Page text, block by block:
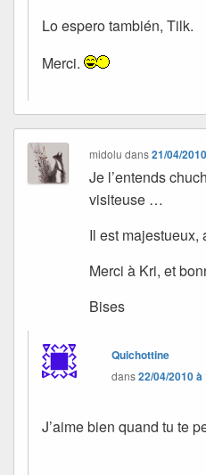
Lo espero también, Tilk.
Merci.
midolu dans21/04/
Je l’entends
visiteuse …
Il est majestueux,
Merci à Kri, et
Bises
Quichottine
dans22/04/2010 à
J’aime bien quand tu te